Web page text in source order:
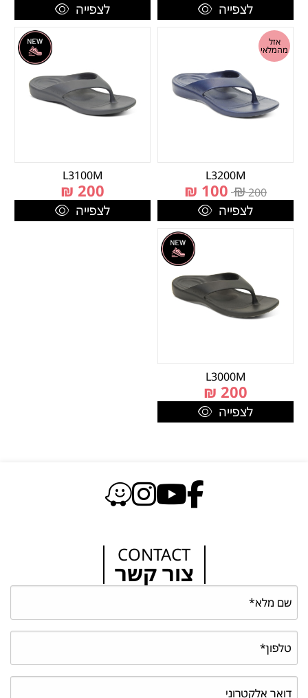
לצפייה לצפייה
אזל
מהמלאי
L3200M
200
₪
100
₪
לצפייה
L3100M
200
₪
לצפייה
L3000M
200
₪
לצפייה
CONTACT
צור קשר